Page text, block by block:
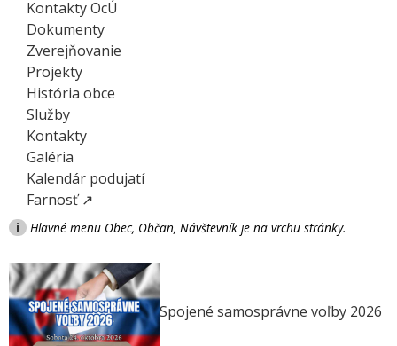
Kontakty OcÚ
Dokumenty
Zverejňovanie
Projekty
História obce
Služby
Kontakty
Galéria
Kalendár podujatí
Farnosť ↗
i Hlavné menu Obec, Občan, Návštevník je na vrchu stránky.
Spojené samosprávne voľby 2026